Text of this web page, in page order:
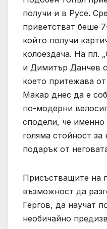
получи и в Русе.
приветстват беше
който получи
колоездача. На пл.
и Димитър Данчев
което притежава
Макар днес да е
по-модерни
сподели, че
голяма стойност за
подарък от
Присъстващите на
възможност да
Гергов, да научат
необичайно